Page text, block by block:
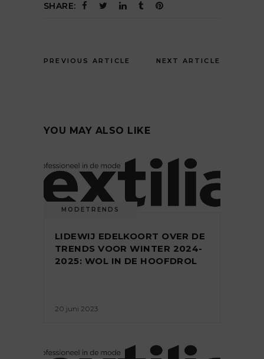
SHARE:
PREVIOUS ARTICLE NEXT ARTICLE
YOU MAY ALSO LIKE
MODETRENDS
LIDEWIJ EDELKOORT OVER DE
TRENDS VOOR WINTER 2024-
2025: WOL IN DE HOOFDROL
20 juni 2023